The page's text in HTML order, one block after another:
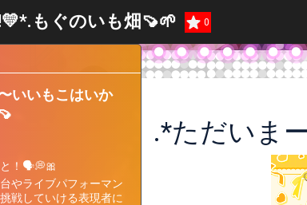
もぐのいも畑‪🍠‪🌱‬ 0
.*ただいま
いいもこはいか
と！🗣💭🎀
やライブパフォーマン
戦していける表現者に